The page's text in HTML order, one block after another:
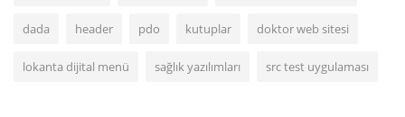
dada header pdo kutuplar doktor web sitesi
lokanta dijital menü sağlık yazılımları src test uygulaması